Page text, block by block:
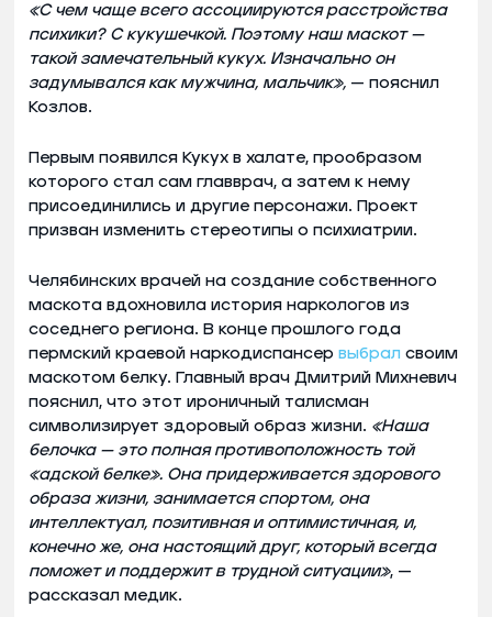
«С чем чаще всего ассоциируются расстройства
психики? С кукушечкой. Поэтому наш маскот —
такой замечательный кукух. Изначально он
задумывался как мужчина, мальчик», — пояснил
Козлов.
Первым появился Кукух в халате, прообразом
которого стал сам главврач, а затем к нему
присоединились и другие персонажи. Проект
призван изменить стереотипы о психиатрии.
Челябинских врачей на создание собственного
маскота вдохновила история наркологов из
соседнего региона. В конце прошлого года
пермский краевой наркодиспансер выбрал своим
маскотом белку. Главный врач Дмитрий Михневич
пояснил, что этот ироничный талисман
символизирует здоровый образ жизни. «Наша
белочка — это полная противоположность той
«адской белке». Она придерживается здорового
образа жизни, занимается спортом, она
интеллектуал, позитивная и оптимистичная, и,
конечно же, она настоящий друг, который всегда
поможет и поддержит в трудной ситуации», —
рассказал медик.